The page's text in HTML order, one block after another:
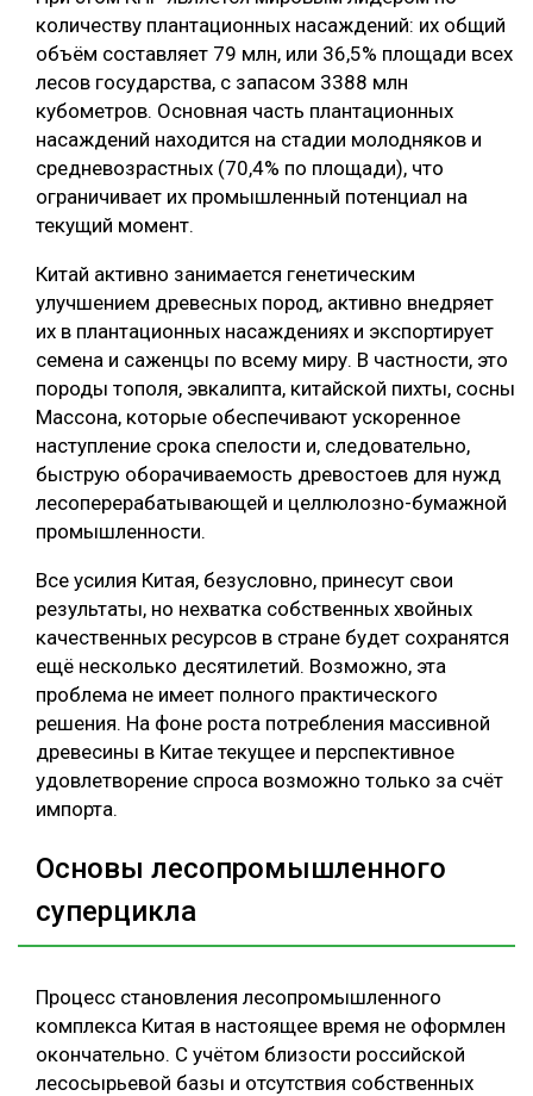
количеству плантационных насаждений: их общий
объём составляет 79 млн, или 36,5% площади всех
лесов государства, с запасом 3388 млн
кубометров. Основная часть плантационных
насаждений находится на стадии молодняков и
средневозрастных (70,4% по площади), что
ограничивает их промышленный потенциал на
текущий момент.
Китай активно занимается генетическим
улучшением древесных пород, активно внедряет
их в плантационных насаждениях и экспортирует
семена и саженцы по всему миру. В частности, это
породы тополя, эвкалипта, китайской пихты, сосны
Массона, которые обеспечивают ускоренное
наступление срока спелости и, следовательно,
быструю оборачиваемость древостоев для нужд
лесоперерабатывающей и целлюлозно-бумажной
промышленности.
Все усилия Китая, безусловно, принесут свои
результаты, но нехватка собственных хвойных
качественных ресурсов в стране будет сохранятся
ещё несколько десятилетий. Возможно, эта
проблема не имеет полного практического
решения. На фоне роста потребления массивной
древесины в Китае текущее и перспективное
удовлетворение спроса возможно только за счёт
импорта.
Основы лесопромышленного
суперцикла
Процесс становления лесопромышленного
комплекса Китая в настоящее время не оформлен
окончательно. С учётом близости российской
лесосырьевой базы и отсутствия собственных